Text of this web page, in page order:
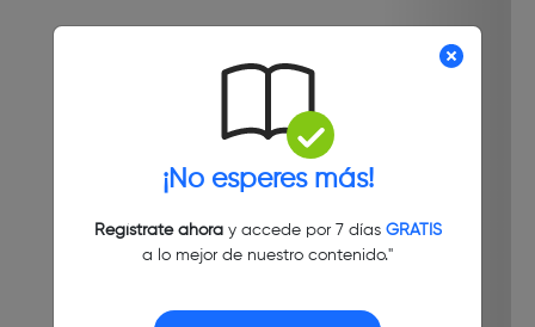
¡No esperes más!
Regístrate ahoray accede por 7 días GRATIS
a lo mejor de nuestro contenido."